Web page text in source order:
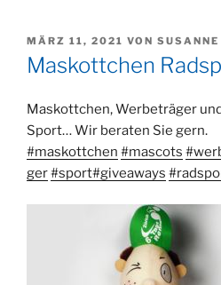
VERÖFFENTLICHT
AM
MÄRZ 11, 2021 VON
Maskottchen
Maskottchen, Werbeträger
Sport… Wir beraten Sie gern.
#maskottchen #mascots
ger#sport#giveaways